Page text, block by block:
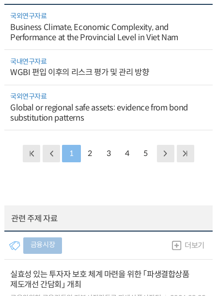
국외연구자료
Business Climate, Economic Complexity, and
Performance at the Provincial Level in Viet Nam
국내연구자료
WGBI 편입 이후의 리스크 평가 및 관리 방향
국외연구자료
Global or regional safe assets: evidence from bond
substitution patterns
1 2 3 4 5
관련 주제 자료
금융시장 더보기
실효성 있는 투자자 보호 체계 마련을 위한 「파생결합상품
제도개선 간담회」 개최